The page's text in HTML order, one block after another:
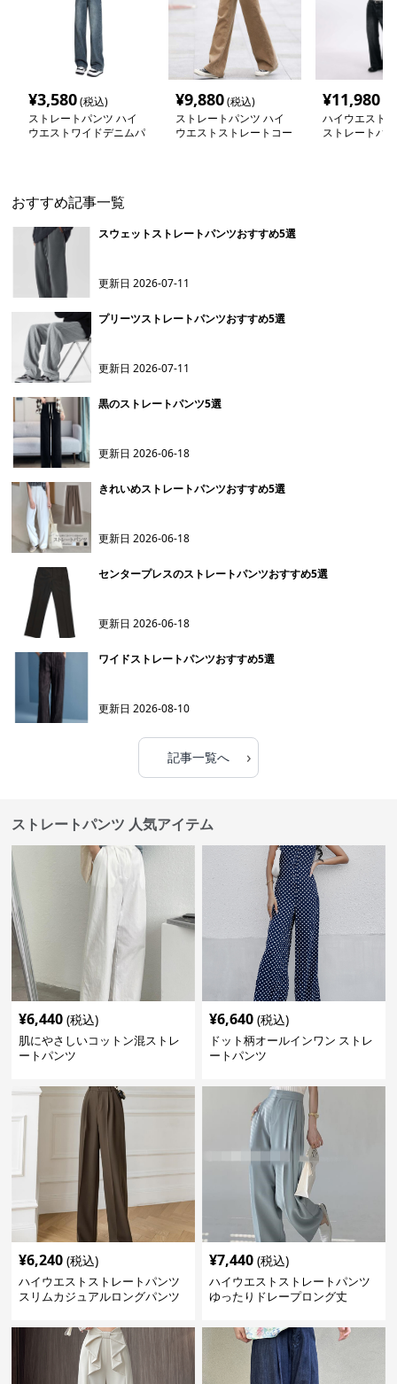
¥3,580(税込)
ストレートパンツ ハイ
ウエストワイドデニムパ
¥9,880(税込)
ストレートパンツ ハイ
ウエストストレートコー
¥11,980
ハイウエスト
ストレートパ
おすすめ記事一覧
スウェットストレートパンツおすすめ5選
更新日2026-07-11
プリーツストレートパンツおすすめ5選
更新日2026-07-11
黒のストレートパンツ5選
更新日2026-06-18
きれいめストレートパンツおすすめ5選
更新日2026-06-18
センタープレスのストレートパンツおすすめ5選
更新日2026-06-18
ワイドストレートパンツおすすめ5選
更新日2026-08-10
記事一覧へ ›
ストレートパンツ 人気アイテム
¥6,440 (税込)
肌にやさしいコットン混ストレ
ートパンツ
¥6,640 (税込)
ドット柄オールインワン ストレ
ートパンツ
¥6,240 (税込)
ハイウエストストレートパンツ
スリムカジュアルロングパンツ
¥7,440 (税込)
ハイウエストストレートパンツ
ゆったりドレープロング丈